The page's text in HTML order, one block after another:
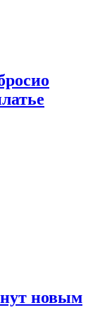
новым